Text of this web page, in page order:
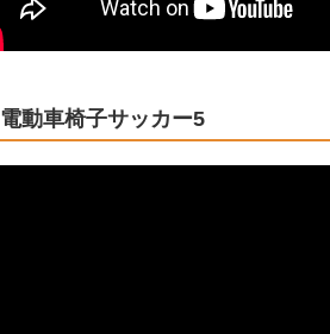
電動車椅子サッカー5